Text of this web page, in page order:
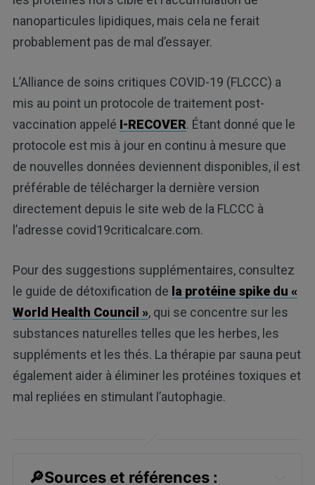
nanoparticules lipidiques, mais cela ne ferait
probablement pas de mal d’essayer.
L’Alliance de soins critiques COVID-19 (FLCCC) a
mis au point un protocole de traitement post-
vaccination appelé I-RECOVER. Étant donné que le
protocole est mis à jour en continu à mesure que
de nouvelles données deviennent disponibles, il est
préférable de télécharger la dernière version
directement depuis le site web de la FLCCC à
l’adresse covid19criticalcare.com.
Pour des suggestions supplémentaires, consultez
le guide de détoxification de la protéine spike du «
World Health Council », qui se concentre sur les
substances naturelles telles que les herbes, les
suppléments et les thés. La thérapie par sauna peut
également aider à éliminer les protéines toxiques et
mal repliées en stimulant l’autophagie.
🔎Sources et références :